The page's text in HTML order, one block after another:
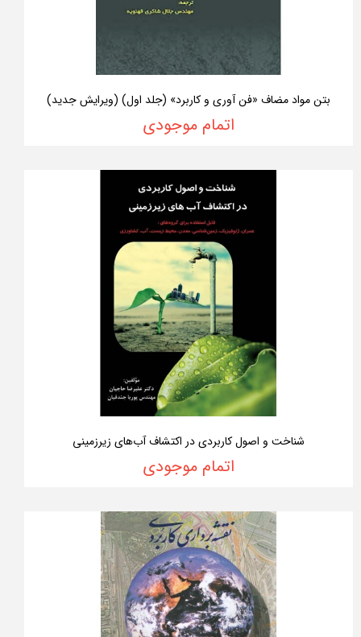
بتن مواد مضاف «فن آوری و کاربرد» (جلد اول) (ویرایش جدید)
اتمام موجودی
شناخت و اصول کاربردی در اکتشاف آب‌های زیرزمینی
اتمام موجودی